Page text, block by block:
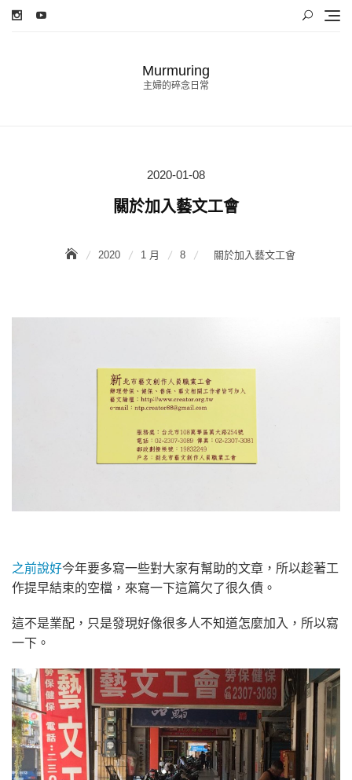
Skip
Murmuring
主婦的碎念日常
Posted
on
2020-01-08
關於加入藝文工會
2020 1 月 8 關於加入藝文工會
之前說好今年要多寫一些對大家有幫助的文章，所以趁著工
作提早結束的空檔，來寫一下這篇欠了很久債。
這不是業配，只是發現好像很多人不知道怎麼加入，所以寫
一下。